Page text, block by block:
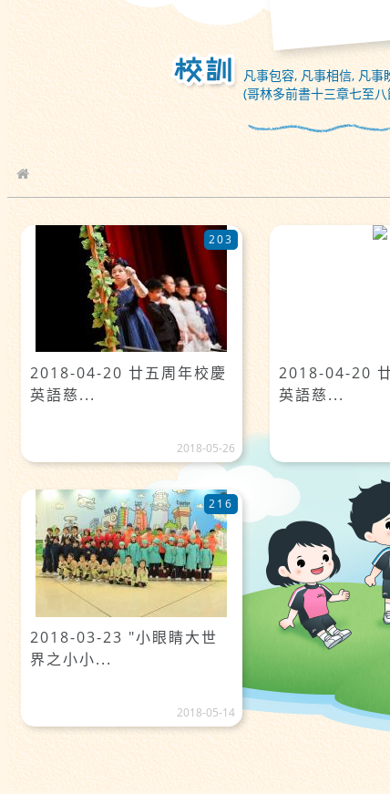
凡事包容, 凡事相信, 凡事
(哥林多前書十三章七至
校園相簿
2018-04-20 廿五周年校慶
英語慈...
203
2018-05-26
2018-04-20
英語慈...
2018-03-23 "小眼睛大世
界之小小...
216
2018-05-14